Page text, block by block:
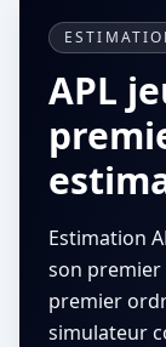
APL
Estimation
son premier
premier
simulateur